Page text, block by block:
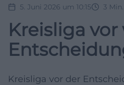
5. Juni 2026 um 10:15 3
Kreisliga
Kreisliga vor der